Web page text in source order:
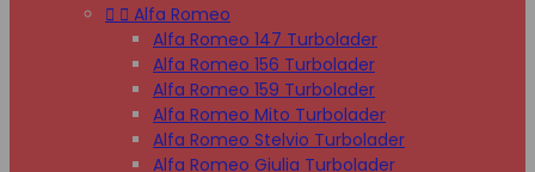
  Alfa Romeo
Alfa Romeo 147 Turbolader
Alfa Romeo 156 Turbolader
Alfa Romeo 159 Turbolader
Alfa Romeo Mito Turbolader
Alfa Romeo Stelvio Turbolader
Alfa Romeo Giulia Turbolader